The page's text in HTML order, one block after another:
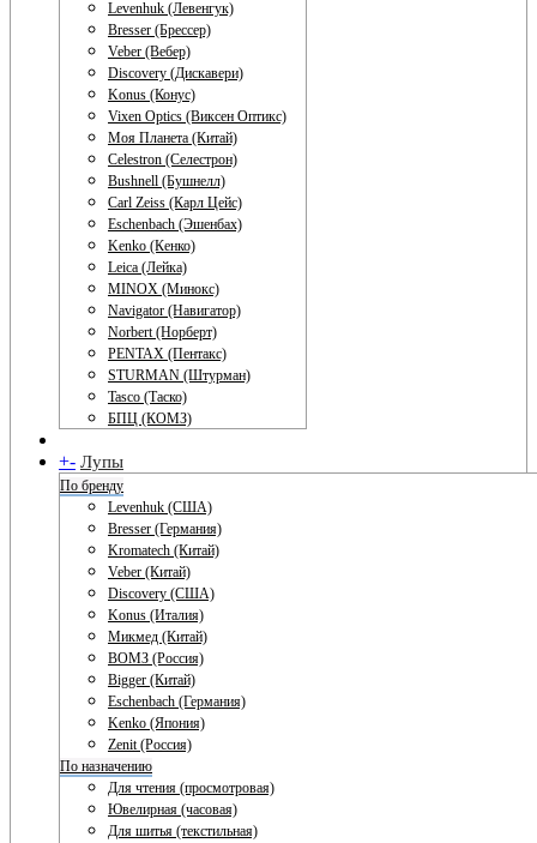
Levenhuk (Левенгук)
Bresser (Брессер)
Veber (Вебер)
Discovery (Дискавери)
Konus (Конус)
Vixen Optics (Виксен Оптикс)
Моя Планета (Китай)
Celestron (Селестрон)
Bushnell (Бушнелл)
Carl Zeiss (Карл Цейс)
Eschenbach (Эшенбах)
Kenko (Кенко)
Leica (Лейка)
MINOX (Минокс)
Navigator (Навигатор)
Norbert (Норберт)
PENTAX (Пентакс)
STURMAN (Штурман)
Tasco (Таско)
БПЦ (КОМЗ)
+- Лупы
По бренду
Levenhuk (США)
Bresser (Германия)
Kromatech (Китай)
Veber (Китай)
Discovery (США)
Konus (Италия)
Микмед (Китай)
ВОМЗ (Россия)
Bigger (Китай)
Eschenbach (Германия)
Kenko (Япония)
Zenit (Россия)
По назначению
Для чтения (просмотровая)
Ювелирная (часовая)
Для шитья (текстильная)